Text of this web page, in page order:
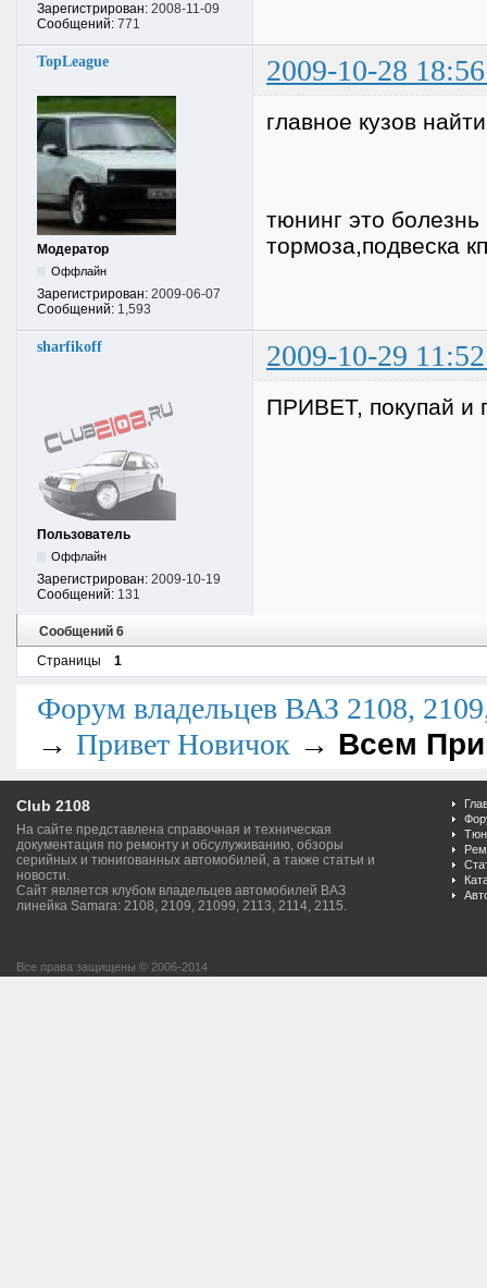
Зарегистрирован: 2008-11-09
Сообщений: 771
TopLeague 2009-10-28
Модератор
Оффлайн
Зарегистрирован: 2009-06-07
Сообщений: 1,593
главное кузов
тюнинг это
тормоза,подвеска
sharfikoff 2009-10-29
Пользователь
Оффлайн
Зарегистрирован: 2009-10-19
Сообщений: 131
ПРИВЕТ, покупай и
Сообщений 6
Страницы
1
Форум владельцев ВАЗ 2108,
→ Привет Новичок → Всем
Club 2108
На сайте представлена справочная и техническая
документация по ремонту и обсулуживанию, обзоры
серийных и тюнигованных автомобилей, а также статьи и
новости.
Сайт является клубом владельцев автомобилей ВАЗ
линейка Samara: 2108, 2109, 21099, 2113, 2114, 2115.
Все права защищены © 2006-2014